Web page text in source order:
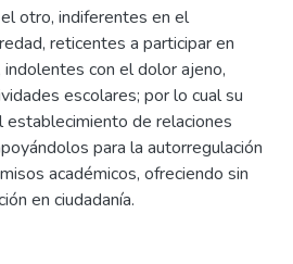
otro, indiferentes en el
reticentes a participar en
con el dolor ajeno,
escolares; por lo cual su
establecimiento de relaciones
para la autorregulación
académicos, ofreciendo sin
en ciudadanía.